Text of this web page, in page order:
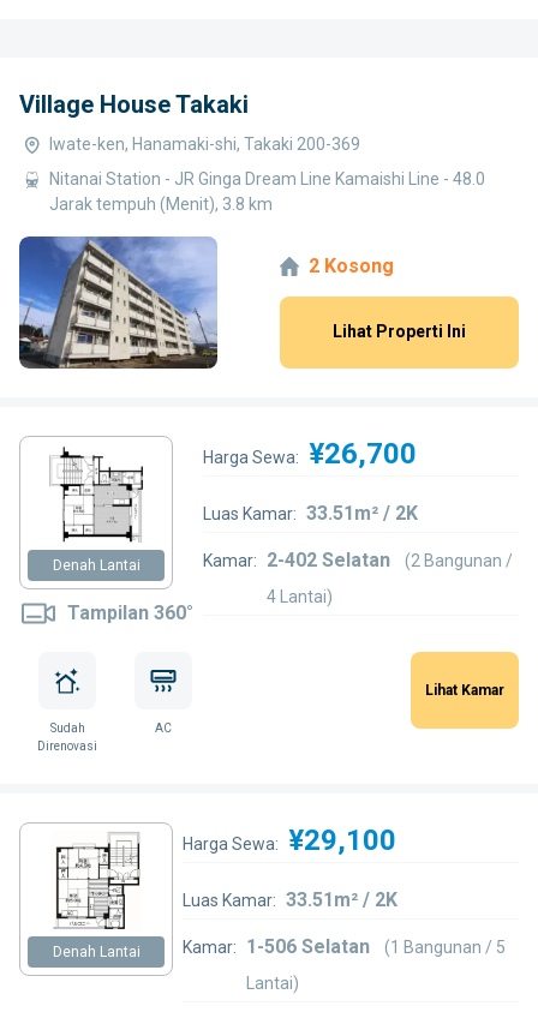
Village House Takaki
Iwate-ken, Hanamaki-shi, Takaki 200-369
Nitanai Station - JR Ginga Dream Line Kamaishi Line - 48.0
Jarak tempuh (Menit), 3.8 km
2 Kosong
Lihat Properti Ini
Denah Lantai
Tampilan 360°
Harga Sewa: ¥26,700
Luas Kamar: 33.51m² / 2K
Kamar: 2-402 Selatan
(2 Bangunan /
4 Lantai)
Sudah
Direnovasi
AC
Lihat Kamar
Denah Lantai
Harga Sewa: ¥29,100
Luas Kamar: 33.51m² / 2K
Kamar: 1-506 Selatan
(1 Bangunan / 5
Lantai)